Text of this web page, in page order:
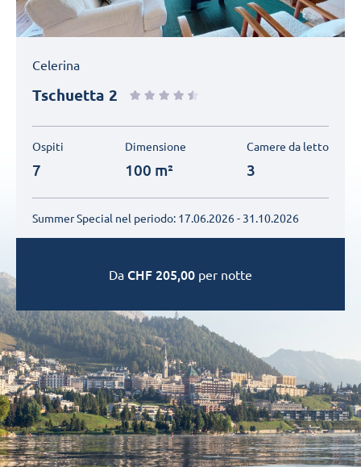
Celerina
Tschuetta 2
Ospiti
7
Dimensione
100 m²
Camere da letto
3
Summer Special nel periodo: 17.06.2026 - 31.10.2026
Da CHF 205,00 per notte